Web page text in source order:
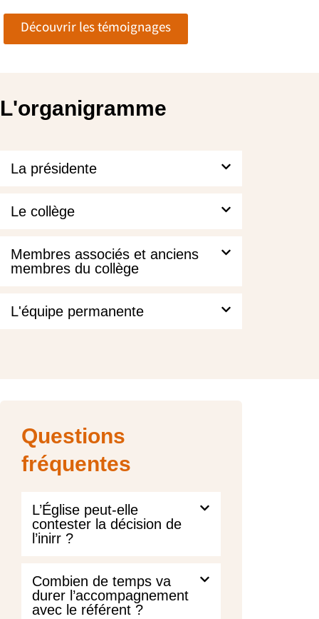
Découvrir les témoignages
L'organigramme
La présidente
Le collège
Membres associés et anciens
membres du collège
L'équipe permanente
Questions
fréquentes
L’Église peut-elle
contester la décision de
l’inirr ?
Combien de temps va
durer l’accompagnement
avec le référent ?